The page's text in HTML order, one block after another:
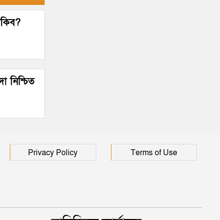
নিশ্চিত
Privacy Policy Terms of Use